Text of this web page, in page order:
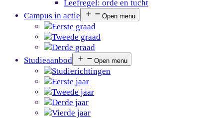
Leefregel: orde en tucht
Campus in actie
Open menu
Eerste graad
Tweede graad
Derde graad
Studieaanbod
Open menu
Studierichtingen
Eerste jaar
Tweede jaar
Derde jaar
Vierde jaar